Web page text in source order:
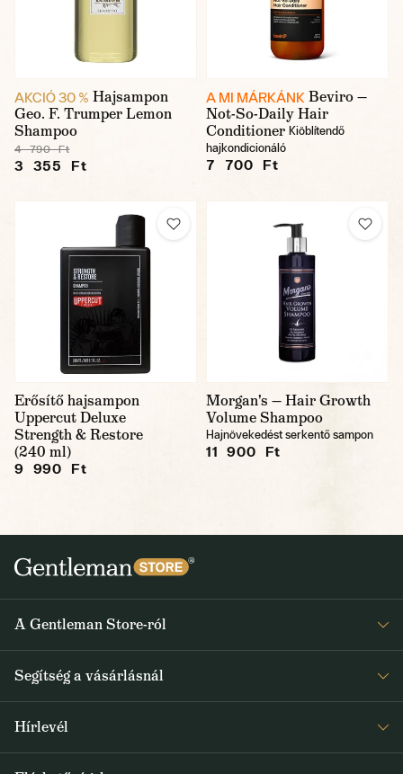
AKCIÓ 30 % Hajsampon
Geo. F. Trumper Lemon
Shampoo
4 790 Ft
3 355 Ft
A MI MÁRKÁNK Beviro —
Not-So-Daily Hair
Conditioner Kiöblítendő
hajkondicionáló
7 700 Ft
Erősítő hajsampon
Uppercut Deluxe
Strength & Restore
(240 ml)
9 990 Ft
Morgan's — Hair Growth
Volume Shampoo
Hajnövekedést serkentő sampon
11 900 Ft
A Gentleman Store-ról
Rólunk
Journal
Segítség a vásárlásnál
Általános Szerződési Feltételek
Hírlevél